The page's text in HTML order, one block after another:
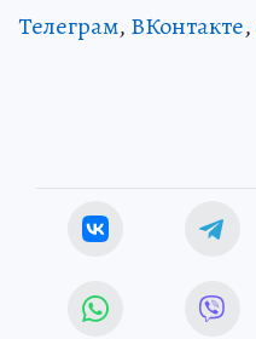
Телеграм, ВКонтакте,